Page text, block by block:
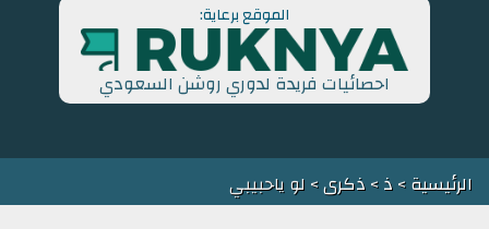
الموقع برعاية:
احصائيات فريدة لدوري روشن السعودي
الرئيسية>ذ>ذكرى> لو ياحبيبي